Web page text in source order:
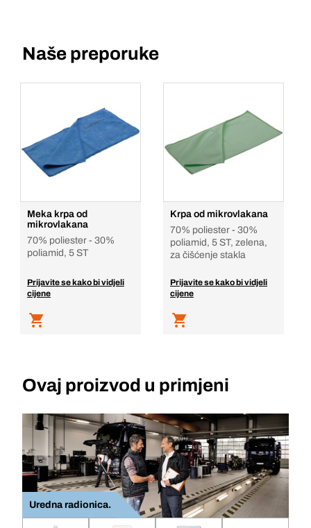
Naše preporuke
Meka krpa od
mikrovlakana
70% poliester - 30%
poliamid, 5 ST
Prijavite se kako bi vidjeli
cijene
Krpa od mikrovlakana
70% poliester - 30%
poliamid, 5 ST, zelena,
za čišćenje stakla
Prijavite se kako bi vidjeli
cijene
Ovaj proizvod u primjeni
Uredna radionica.